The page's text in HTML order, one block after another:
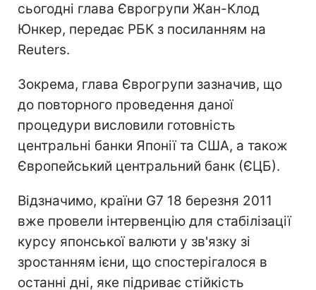
сьогодні глава Єврогрупи Жан-Клод
Юнкер, передає РБК з посиланням на
Reuters.
Зокрема, глава Єврогрупи зазначив, що
до повторного проведення даної
процедури висловили готовність
центральні банки Японії та США, а також
Європейський центральний банк (ЄЦБ).
Відзначимо, країни G7 18 березня 2011
вже провели інтервенцію для стабілізації
курсу японської валюти у зв'язку зі
зростанням ієни, що спостерігалося в
останні дні, яке підриває стійкість